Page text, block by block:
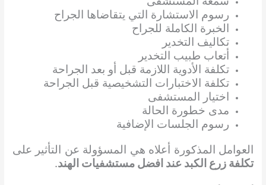
رسوم الاستشارة التي يتقاضاها الجراح
الخبرة الكاملة للجراح
تكاليف التخدير
أتعاب طبيب التخدير
تكلفة الأدوية اللازمة قبل أو بعد الجراحة
تكلفة الاختبارات التشخيصية قبل الجراحة
اختيار المستشفى
مدى خطورة الحالة
رسوم الجلسات الإضافية
العوامل المذكورة أعلاه هي المسؤولة عن التأثير على
تكلفة زرع الكبد عند افضل مستشفيات الهند.